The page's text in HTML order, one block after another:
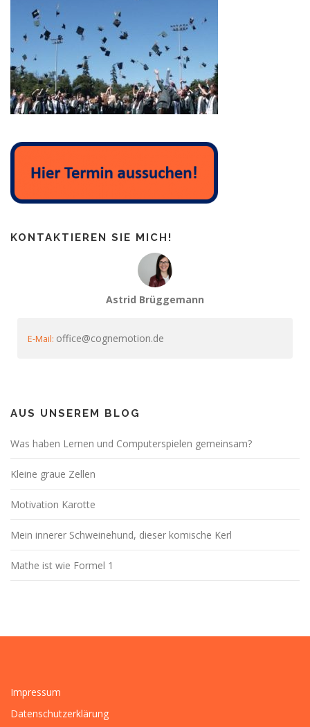
KONTAKTIEREN SIE MICH!
Astrid Brüggemann
E-Mail: office@cognemotion.de
AUS UNSEREM BLOG
Was haben Lernen und Computerspielen gemeinsam?
Kleine graue Zellen
Motivation Karotte
Mein innerer Schweinehund, dieser komische Kerl
Mathe ist wie Formel 1
Impressum
Datenschutzerklärung